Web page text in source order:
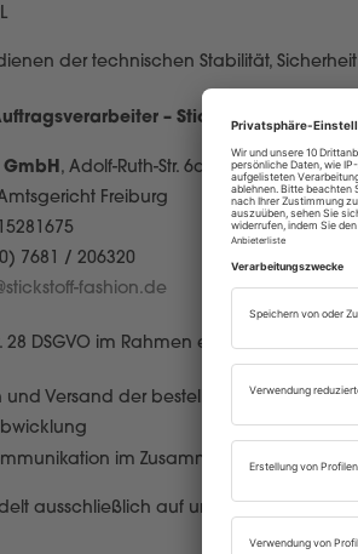
der technischen Stabilität,
– Stickstoff GmbH
, Adolf-Ruth-Str. 6a, 79183 Waldkirch
Freiburg
7681 / 206320
fashion.de
28 DSGVO im Rahmen eines
und Versand der bestellten Waren
im Zusammenhang mit
ausschließlich auf unsere Weisung